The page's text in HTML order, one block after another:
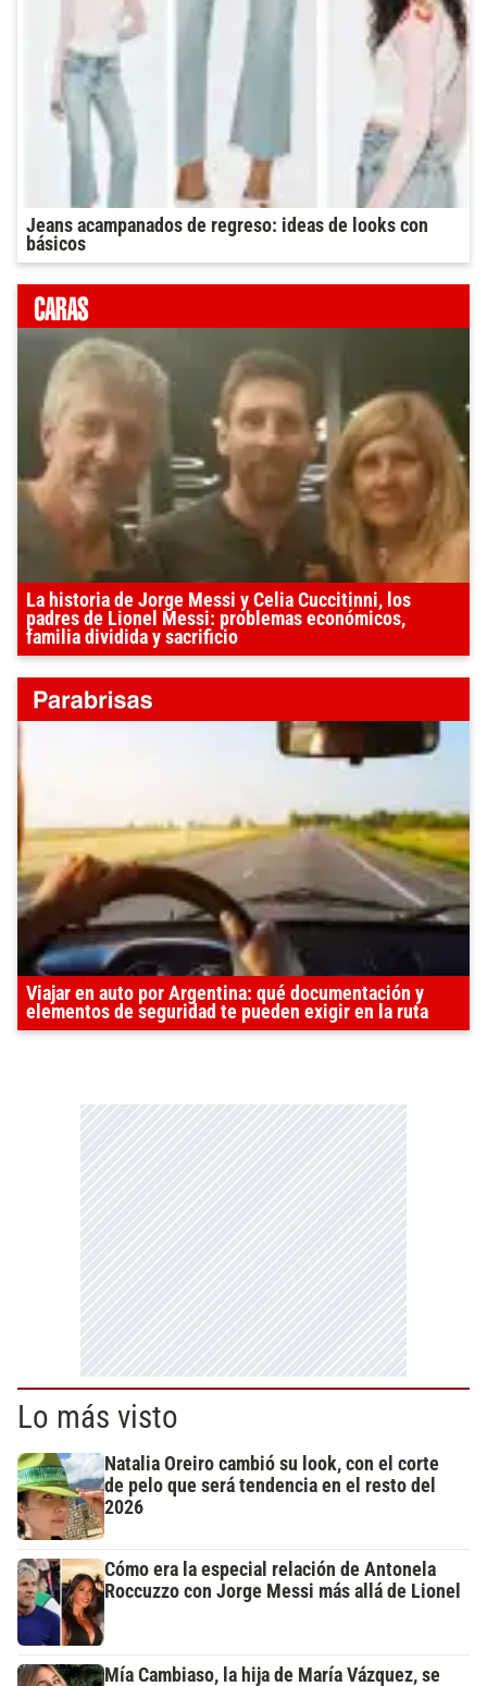
Jeans acampanados de regreso: ideas de looks con
básicos
La historia de Jorge Messi y Celia Cuccitinni, los
padres de Lionel Messi: problemas económicos,
familia dividida y sacrificio
Viajar en auto por Argentina: qué documentación y
elementos de seguridad te pueden exigir en la ruta
Lo más visto
Natalia Oreiro cambió su look, con el corte
de pelo que será tendencia en el resto del
2026
Cómo era la especial relación de Antonela
Roccuzzo con Jorge Messi más allá de Lionel
Mía Cambiaso, la hija de María Vázquez, se